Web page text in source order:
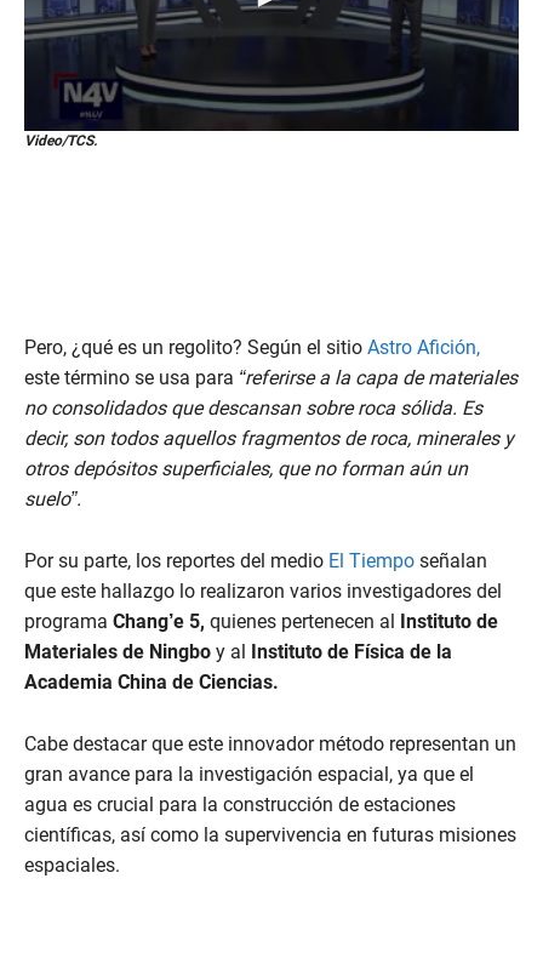
0
1
s
e
c
o
n
d
Video/TCS.
Pero, ¿qué es un regolito? Según el sitio Astro Afición,
este término se usa para “referirse a la capa de materiales
no consolidados que descansan sobre roca sólida. Es
decir, son todos aquellos fragmentos de roca, minerales y
otros depósitos superficiales, que no forman aún un
suelo”.
Por su parte, los reportes del medio El Tiempo señalan
que este hallazgo lo realizaron varios investigadores del
programa Chang’e 5, quienes pertenecen al Instituto de
Materiales de Ningbo y al Instituto de Física de la
Academia China de Ciencias.
Cabe destacar que este innovador método representan un
gran avance para la investigación espacial, ya que el
agua es crucial para la construcción de estaciones
científicas, así como la supervivencia en futuras misiones
espaciales.